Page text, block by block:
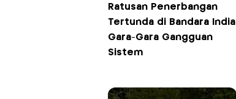
Ratusan Penerbangan
Tertunda di Bandara India
Gara-Gara Gangguan
Sistem